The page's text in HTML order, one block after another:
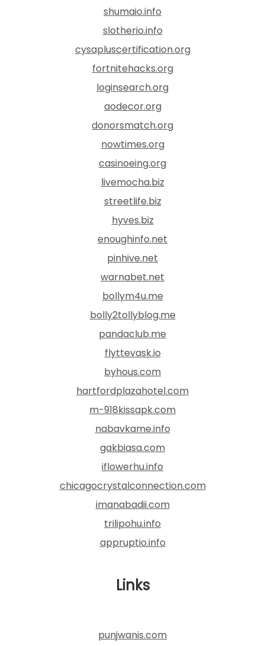
shumaio.info
slotherio.info
cysapluscertification.org
fortnitehacks.org
loginsearch.org
aodecor.org
donorsmatch.org
nowtimes.org
casinoeing.org
livemocha.biz
streetlife.biz
hyves.biz
enoughinfo.net
pinhive.net
warnabet.net
bollym4u.me
bolly2tollyblog.me
pandaclub.me
flyttevask.io
byhous.com
hartfordplazahotel.com
m-918kissapk.com
nabavkame.info
gakbiasa.com
iflowerhu.info
chicagocrystalconnection.com
imanabadii.com
trilipohu.info
appruptio.info
Links
punjwanis.com